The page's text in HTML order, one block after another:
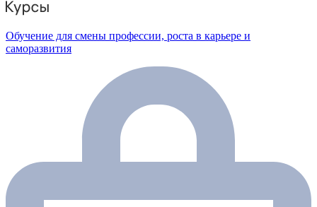
Обучение для смены профессии, роста в карьере и
саморазвития